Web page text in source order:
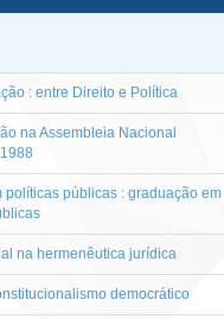
: entre Direito e Política
na Assembleia Nacional
políticas públicas : graduação em
na hermenêutica jurídica
democrático